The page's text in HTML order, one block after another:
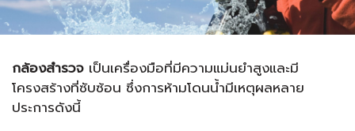
กล้องสำรวจ เป็นเครื่องมือที่มีความแม่นยำสูงและมี
โครงสร้างที่ซับซ้อน ซึ่งการห้ามโดนน้ำมีเหตุผลหลาย
ประการดังนี้